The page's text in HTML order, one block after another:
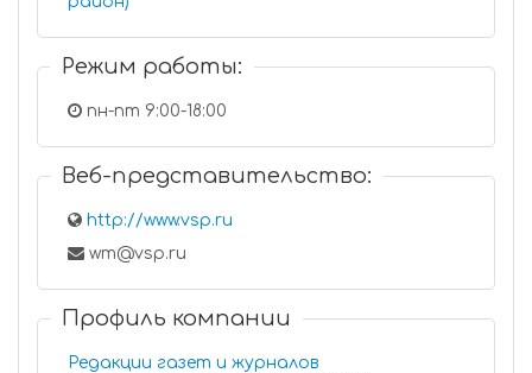
Режим работы:
пн-пт 9:00-18:00
Веб-представительство:
http://www.vsp.ru
wm@vsp.ru
Профиль компании
Редакции газет и журналов